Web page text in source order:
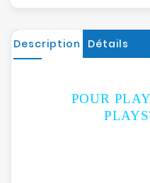
Description Détails
POUR